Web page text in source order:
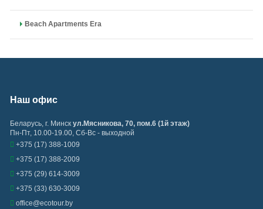
Beach Apartments Era
Наш офис
Беларусь, г. Минск ул.Мясникова, 70, пом.6 (1й этаж)
Пн-Пт, 10.00-19.00, Сб-Вс - выходной
+375 (17) 388-1009
+375 (17) 388-2009
+375 (29) 614-3009
+375 (33) 630-3009
office@ecotour.by